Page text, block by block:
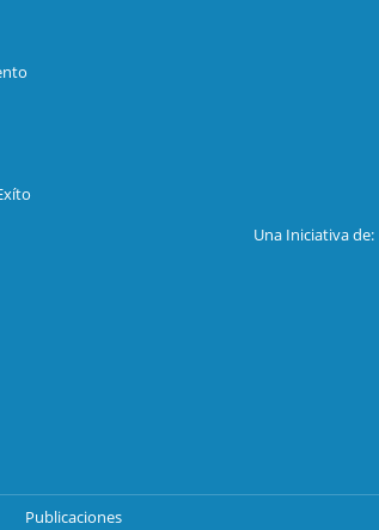
Una Iniciativa de:
Publicaciones